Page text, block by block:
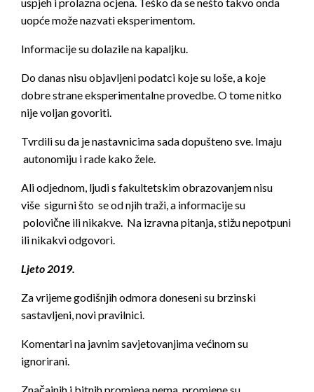
uopće može nazvati eksperimentom.
Informacije su dolazile na kapaljku.
Do danas nisu objavljeni podatci koje su loše, a koje
dobre strane eksperimentalne provedbe. O tome nitko
nije voljan govoriti.
Tvrdili su da je nastavnicima sada dopušteno sve. Imaju
autonomiju i rade kako žele.
Ali odjednom, ljudi s fakultetskim obrazovanjem nisu
više sigurni što se od njih traži, a informacije su
polovične ili nikakve. Na izravna pitanja, stižu nepotpuni
ili nikakvi odgovori.
Ljeto 2019.
Za vrijeme godišnjih odmora doneseni su brzinski
sastavljeni, novi pravilnici.
Komentari na javnim savjetovanjima većinom su
ignorirani.
Značajnih i bitnih promjena nema, promjene su